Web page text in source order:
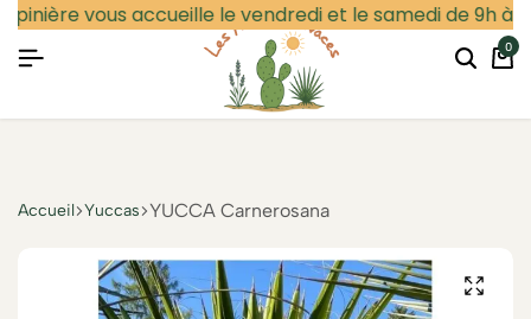
vous accueille le vendredi et le samedi de 9h à
Professionnel Se connecter 0
Accueil Yuccas YUCCA Carnerosana